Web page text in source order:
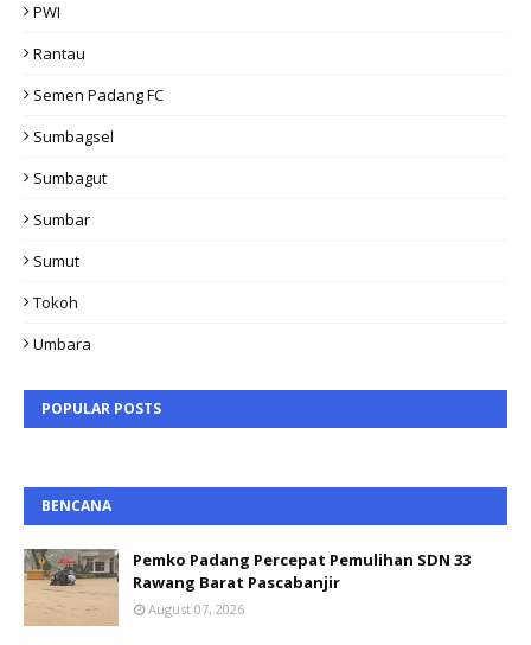
PWI
Rantau
Semen Padang FC
Sumbagsel
Sumbagut
Sumbar
Sumut
Tokoh
Umbara
POPULAR POSTS
BENCANA
Pemko Padang Percepat Pemulihan SDN 33
Rawang Barat Pascabanjir
August 07, 2026